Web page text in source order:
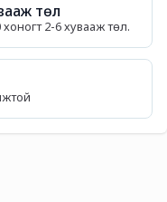
төл
хоногт 2-6 хувааж төл.